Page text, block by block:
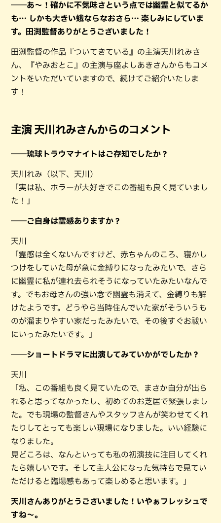
――あ～！確かに不気味さという点では幽霊と似てるか
も… しかも大きい蛾ならなおさら… 楽しみにしていま
す。田渕監督ありがとうございました！
田渕監督の作品『ついてきている』の主演天川れみさ
ん、『やみおとこ』の主演与座よしあきさんからもコメ
ントをいただいていますので、続けてご紹介いたしま
す！
主演 天川れみさんからのコメント
――琉球トラウマナイトはご存知でしたか？
天川れみ（以下、天川）
「実は私、ホラーが大好きでこの番組も良く見ていまし
た！」
――ご自身は霊感ありますか？
天川
「霊感は全くないんですけど、赤ちゃんのころ、寝かし
つけをしていた母が急に金縛りになったみたいで、さら
に幽霊に私が連れ去られそうになっていたみたいなんで
す。でもお母さんの強い念で幽霊も消えて、金縛りも解
けたようです。どうやら当時住んでいた家がそういうも
のが溜まりやすい家だったみたいで、その後すぐお祓い
にいったみたいです。」
――ショートドラマに出演してみていかがでしたか？
天川
「私、この番組も良く見ていたので、まさか自分が出ら
れると思ってなかったし、初めてのお芝居で緊張しまし
た。でも現場の監督さんやスタッフさんが笑わせてくれ
たりしてとっても楽しい現場になりました。いい経験に
なりました。
見どころは、なんといっても私の初演技に注目してくれ
たら嬉しいです。そして主人公になった気持ちで見てい
ただけると臨場感もあって楽しめると思います。」
天川さんありがとうございました！いやぁフレッシュで
すね～。